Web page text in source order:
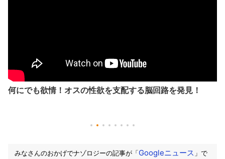
何にでも欲情！オスの性欲を支配する脳回路を発見！
みなさんのおかげでナゾロジーの記事が「Googleニュース 」で